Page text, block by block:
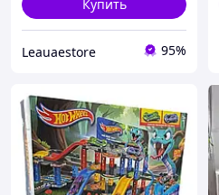
Купить
Leauaestore 95%